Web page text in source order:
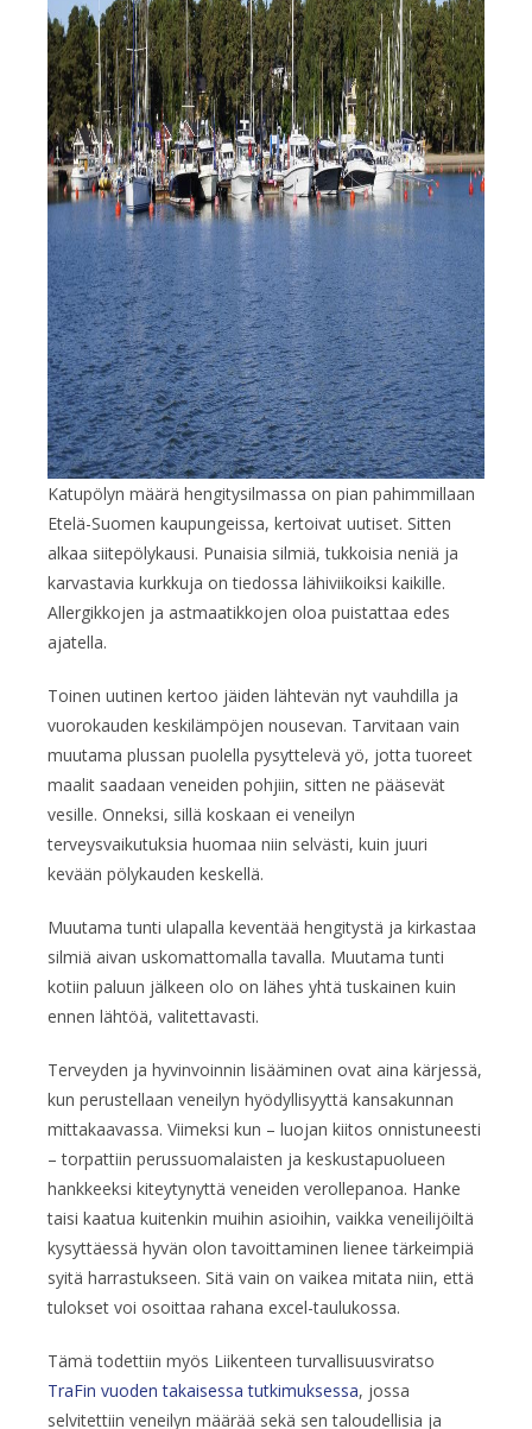
Katupölyn määrä hengitysilmassa on pian pahimmillaan
Etelä-Suomen kaupungeissa, kertoivat uutiset. Sitten
alkaa siitepölykausi. Punaisia silmiä, tukkoisia neniä ja
karvastavia kurkkuja on tiedossa lähiviikoiksi kaikille.
Allergikkojen ja astmaatikkojen oloa puistattaa edes
ajatella.
Toinen uutinen kertoo jäiden lähtevän nyt vauhdilla ja
vuorokauden keskilämpöjen nousevan. Tarvitaan vain
muutama plussan puolella pysyttelevä yö, jotta tuoreet
maalit saadaan veneiden pohjiin, sitten ne pääsevät
vesille. Onneksi, sillä koskaan ei veneilyn
terveysvaikutuksia huomaa niin selvästi, kuin juuri
kevään pölykauden keskellä.
Muutama tunti ulapalla keventää hengitystä ja kirkastaa
silmiä aivan uskomattomalla tavalla. Muutama tunti
kotiin paluun jälkeen olo on lähes yhtä tuskainen kuin
ennen lähtöä, valitettavasti.
Terveyden ja hyvinvoinnin lisääminen ovat aina kärjessä,
kun perustellaan veneilyn hyödyllisyyttä kansakunnan
mittakaavassa. Viimeksi kun – luojan kiitos onnistuneesti
– torpattiin perussuomalaisten ja keskustapuolueen
hankkeeksi kiteytynyttä veneiden verollepanoa. Hanke
taisi kaatua kuitenkin muihin asioihin, vaikka veneilijöiltä
kysyttäessä hyvän olon tavoittaminen lienee tärkeimpiä
syitä harrastukseen. Sitä vain on vaikea mitata niin, että
tulokset voi osoittaa rahana excel-taulukossa.
Tämä todettiin myös Liikenteen turvallisuusviratso
TraFin vuoden takaisessa tutkimuksessa, jossa
selvitettiin veneilyn määrää sekä sen taloudellisia ja